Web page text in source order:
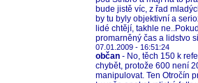
bude jistě víc, z řad
by tu byly objektivní a
lidé chtějí, takhle
promarněný čas a lidstvo
07.01.2009 - 16:51:24
občan - No, těch 150 k
chybět, protože 600 není
manipulovat. Ten Otročín